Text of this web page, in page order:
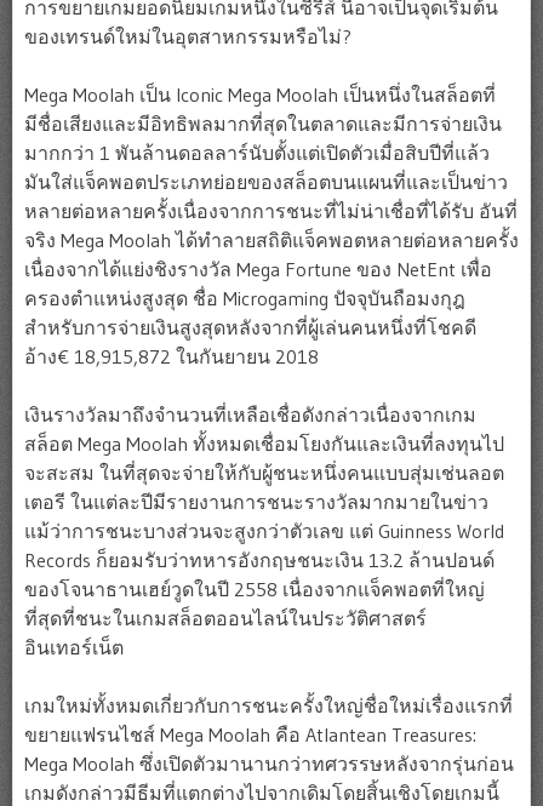
การขยายเกมยอดนิยมเกมหนึ่งในซีรีส์ นี่อาจเป็นจุดเริ่มต้น
ของเทรนด์ใหม่ในอุตสาหกรรมหรือไม่?
Mega Moolah เป็น Iconic Mega Moolah เป็นหนึ่งในสล็อตที่
มีชื่อเสียงและมีอิทธิพลมากที่สุดในตลาดและมีการจ่ายเงิน
มากกว่า 1 พันล้านดอลลาร์นับตั้งแต่เปิดตัวเมื่อสิบปีที่แล้ว
มันใส่แจ็คพอตประเภทย่อยของสล็อตบนแผนที่และเป็นข่าว
หลายต่อหลายครั้งเนื่องจากการชนะที่ไม่น่าเชื่อที่ได้รับ อันที่
จริง Mega Moolah ได้ทำลายสถิติแจ็คพอตหลายต่อหลายครั้ง
เนื่องจากได้แย่งชิงรางวัล Mega Fortune ของ NetEnt เพื่อ
ครองตำแหน่งสูงสุด ชื่อ Microgaming ปัจจุบันถือมงกุฎ
สำหรับการจ่ายเงินสูงสุดหลังจากที่ผู้เล่นคนหนึ่งที่โชคดี
อ้าง€ 18,915,872 ในกันยายน 2018
เงินรางวัลมาถึงจำนวนที่เหลือเชื่อดังกล่าวเนื่องจากเกม
สล็อต Mega Moolah ทั้งหมดเชื่อมโยงกันและเงินที่ลงทุนไป
จะสะสม ในที่สุดจะจ่ายให้กับผู้ชนะหนึ่งคนแบบสุ่มเช่นลอต
เตอรี ในแต่ละปีมีรายงานการชนะรางวัลมากมายในข่าว
แม้ว่าการชนะบางส่วนจะสูงกว่าตัวเลข แต่ Guinness World
Records ก็ยอมรับว่าทหารอังกฤษชนะเงิน 13.2 ล้านปอนด์
ของโจนาธานเฮย์วูดในปี 2558 เนื่องจากแจ็คพอตที่ใหญ่
ที่สุดที่ชนะในเกมสล็อตออนไลน์ในประวัติศาสตร์
อินเทอร์เน็ต
เกมใหม่ทั้งหมดเกี่ยวกับการชนะครั้งใหญ่ชื่อใหม่เรื่องแรกที่
ขยายแฟรนไชส์ ​​Mega Moolah คือ Atlantean Treasures:
Mega Moolah ซึ่งเปิดตัวมานานกว่าทศวรรษหลังจากรุ่นก่อน
เกมดังกล่าวมีธีมที่แตกต่างไปจากเดิมโดยสิ้นเชิงโดยเกมนี้